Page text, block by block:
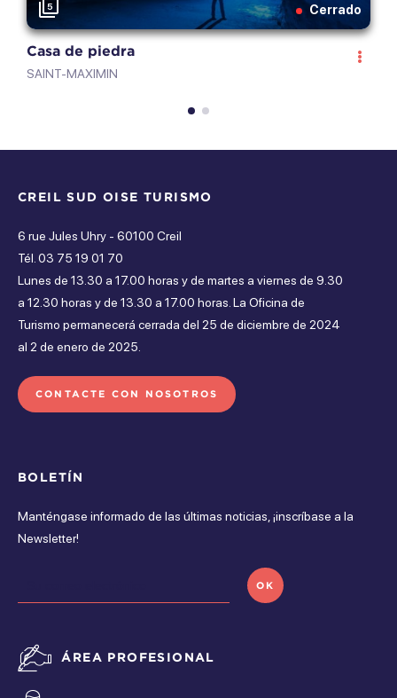
Abierto de 00h a 00h
lunes
Cerrado
martes
Cerrado
Cerrado
jueves
Cerrado
Cerrado
Cerrado
5
Casa de piedra
SAINT-MAXIMIN
CREIL SUD OISE TURISMO
6 rue Jules Uhry - 60100 Creil
Tél. 03 75 19 01 70
Lunes de 13.30 a 17.00 horas y de martes a viernes de 9.30
a 12.30 horas y de 13.30 a 17.00 horas. La Oficina de
Turismo permanecerá cerrada del 25 de diciembre de 2024
al 2 de enero de 2025.
CONTACTE CON NOSOTROS
BOLETÍN
Manténgase informado de las últimas noticias, ¡inscríbase a la
Newsletter!
OK
ÁREA PROFESIONAL